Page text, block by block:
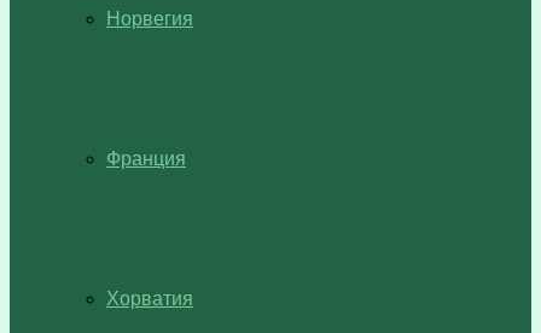
Норвегия
Франция
Хорватия